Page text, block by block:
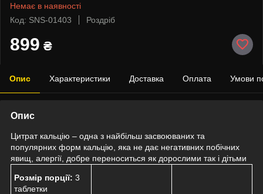
Немає в наявності
Код: SNS-01403
Роздріб
899 ₴
Опис Характеристики Доставка Оплата Умови
Опис
Цитрат кальцію – одна з найбільш засвоюваних та
популярних форм кальцію, яка не дає негативних побічних
явищ, алергії, добре переноситься як дорослими так і дітьми
Розмір порції: 3
таблетки